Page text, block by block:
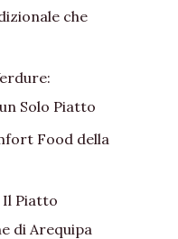
che
Solo Piatto
Food della
Il Piatto
di Arequipa